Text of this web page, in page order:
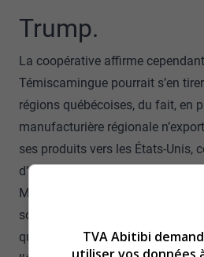
Trump.
La coopérative affirme
Témiscamingue pourrait s’en
régions québécoises, du fait, en
manufacturière régionale
ses produits vers les États-Unis,
d’autres régions.
Mais les exportations régionales
sont tout de même au-dessus de
québécoise, mentionne Maëlle
TVA Abitibi